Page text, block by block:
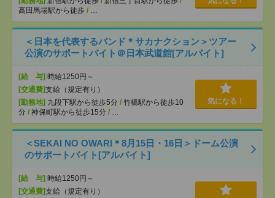
高田馬場駅から徒歩 / …
＜日本を代表するバンド＊サカナクション＞ツアー
公演のサポートバイト＠日本武道館[アルバイト]
[給 与] 時給1250円～
[交通費]支給（規定有り）
[勤務地] 九段下駅から徒歩5分 / 竹橋駅から徒歩10
分 / 神保町駅から徒歩15分 / …
気になる！
＜SEKAI NO OWARI＊8月15日・16日＞ドーム公演
のサポートバイト[アルバイト]
[給 与] 時給1250円～
[交通費]支給（規定有り）